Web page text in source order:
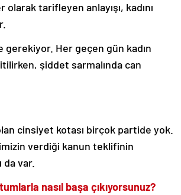
tarifleyen anlayışı, kadını
gerekiyor. Her geçen gün kadın
şiddet sarmalında can
cinsiyet kotası birçok partide yok.
verdiği kanun teklifinin
da var.
nasıl başa çıkıyorsunuz?